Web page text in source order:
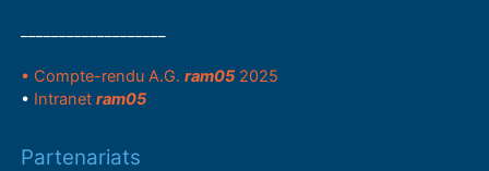
• Compte-rendu A.G.ram05 2025
• Intranetram05
Partenariats